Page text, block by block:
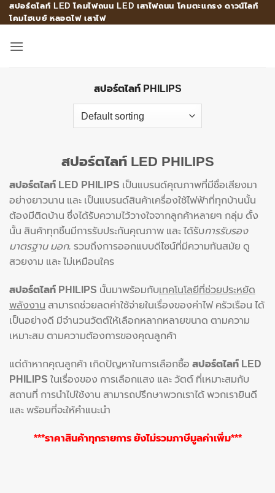
Skip
to
สปอร์ตไลท์ LED โคมไฟถนน LED เสาไฟถนน โคมตะแกรง ดาวน์ไลท์
โคมไฮเบย์ หลอดไฟ เสาไฟ
สปอร์ตไลท์ PHILIPS
สปอร์ตไลท์ LED PHILIPS
สปอร์ตไลท์ LED PHILIPS เป็นแบรนด์คุณภาพที่มีชื่อเสียงมา
อย่างยาวนาน และ เป็นแบรนด์สินค้าเครื่องใช้ไฟฟ้าที่ทุกบ้านนั้น
ต้องมีติดบ้าน ซึ่งได้รับความไว้วางใจจากลูกค้าหลายๆ กลุ่ม ดั้ง
นั้น สินค้าทุกชิ้นมีการรับประกันคุณภาพ และ ได้รับการรับรอง
มาตรฐาน มอก. รวมถึงการออกแบบดีไซน์ที่มีความทันสมัย ดู
สวยงาม และ ไม่เหมือนใคร
สปอร์ตไลท์ PHILIPS นั้นมาพร้อมกับเทคโนโลยีที่ช่วยประหยัด
พลังงาน สามารถช่วยลดค่าใช้จ่ายในเรื่องของค่าไฟ ครัวเรือน ได้
เป็นอย่างดี มีจำนวนวัตต์ให้เลือกหลากหลายขนาด ตามความ
เหมาะสม ตามความต้องการของคุณลูกค้า
แต่ถ้าหากคุณลูกค้า เกิดปัญหาในการเลือกซื้อ สปอร์ตไลท์ LED
PHILIPS ในเรื่องของ การเลือกแสง และ วัตต์ ที่เหมาะสมกับ
สถานที่ การนำไปใช้งาน สามารถปรึกษาพวกเราได้ พวกเรายินดี
และ พร้อมที่จะให้คำแนะนำ
***ราคาสินค้าทุกรายการ ยังไม่รวมภาษีมูลค่าเพิ่ม***